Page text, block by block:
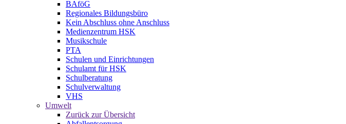
BAföG
Regionales Bildungsbüro
Kein Abschluss ohne Anschluss
Medienzentrum HSK
Musikschule
PTA
Schulen und Einrichtungen
Schulamt für HSK
Schulberatung
Schulverwaltung
VHS
Umwelt
Zurück zur Übersicht